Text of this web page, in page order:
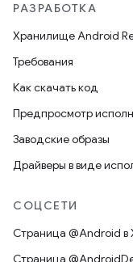
РАЗРАБОТКА
Хранилище Android
Требования
Как скачать код
Предпросмотр
Заводские образы
Драйверы в виде
СОЦСЕТИ
Страница @Android в
Страница